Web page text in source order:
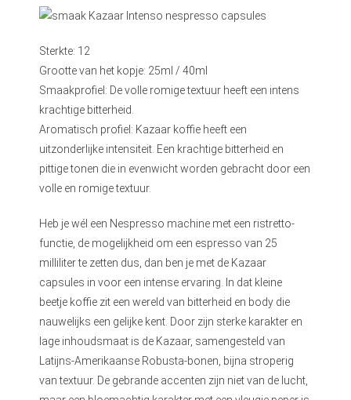
Sterkte: 12
Grootte van het kopje: 25ml / 40ml
Smaakprofiel: De volle romige textuur heeft een intens
krachtige bitterheid.
Aromatisch profiel: Kazaar koffie heeft een
uitzonderlijke intensiteit. Een krachtige bitterheid en
pittige tonen die in evenwicht worden gebracht door een
volle en romige textuur.
Heb je wél een Nespresso machine met een ristretto-
functie, de mogelijkheid om een espresso van 25
milliliter te zetten dus, dan ben je met de Kazaar
capsules in voor een intense ervaring. In dat kleine
beetje koffie zit een wereld van bitterheid en body die
nauwelijks een gelijke kent. Door zijn sterke karakter en
lage inhoudsmaat is de Kazaar, samengesteld van
Latijns-Amerikaanse Robusta-bonen, bijna stroperig
van textuur. De gebrande accenten zijn niet van de lucht,